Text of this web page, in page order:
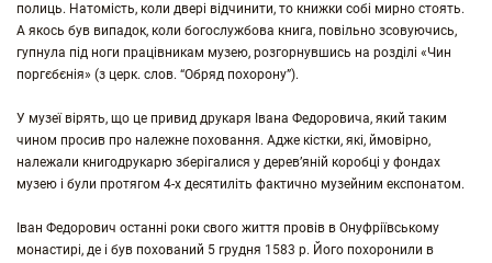
полиць. Натомість, коли двері відчинити, то книжки собі мирно стоять.
А якось був випадок, коли богослужбова книга, повільно зсовуючись,
гупнула під ноги працівникам музею, розгорнувшись на розділі «Чин
поргєбєнія» (з церк. слов. “Обряд похорону”).
У музеї вірять, що це привид друкаря Івана Федоровича, який таким
чином просив про належне поховання. Адже кістки, які, ймовірно,
належали книгодрукарю зберігалися у дерев’яній коробці у фондах
музею і були протягом 4-х десятиліть фактично музейним експонатом.
Іван Федорович останні роки свого життя провів в Онуфріївському
монастирі, де і був похований 5 грудня 1583 р. Його похоронили в